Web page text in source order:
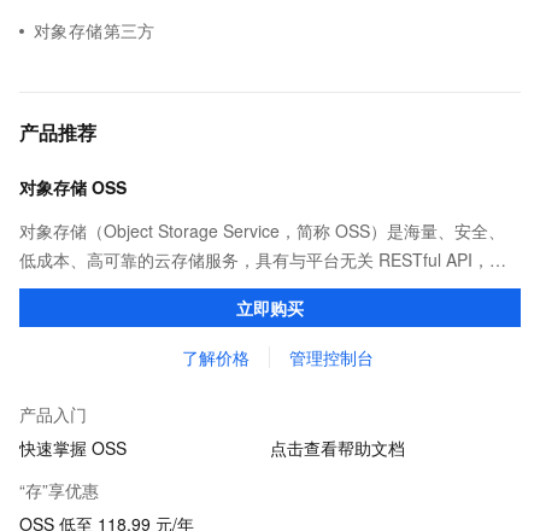
对象存储第三方
产品推荐
对象存储 OSS
对象存储（Object Storage Service，简称 OSS）是海量、安全、
低成本、高可靠的云存储服务，具有与平台无关 RESTful API，能
从互联网任何位置访问。OSS 提供标准、低频、归档等类型选择，
立即购买
了解价格 管理控制台
产品入门
快速掌握 OSS
点击查看帮助文档
“存”享优惠
OSS 低至 118.99 元/年